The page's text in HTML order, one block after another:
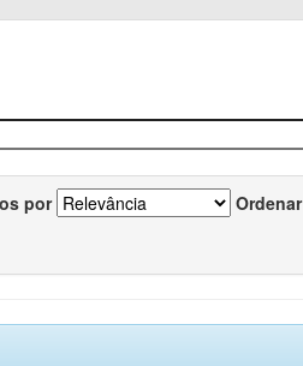
por Ordenar